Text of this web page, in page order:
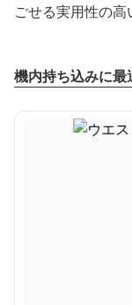
ごせる実用性の高
機内持ち込みに